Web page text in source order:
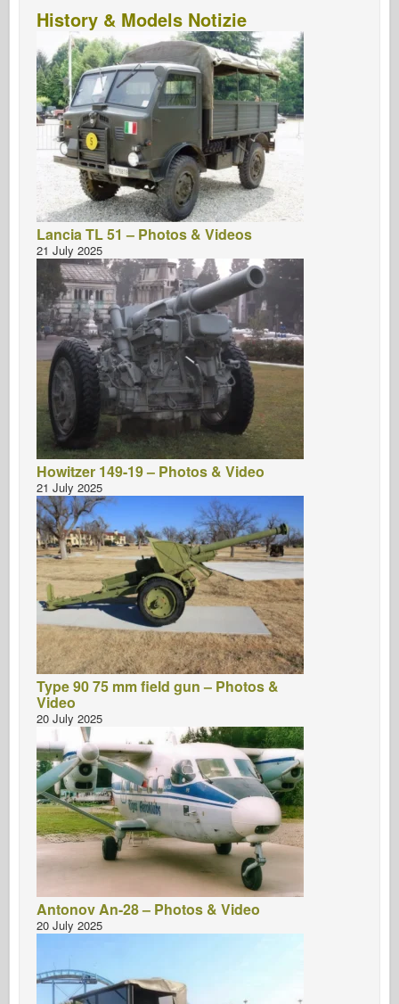
History & Models Notizie
Lancia TL 51 – Photos & Videos
21 July 2025
Howitzer 149-19 – Photos & Video
21 July 2025
Type 90 75 mm field gun – Photos &
Video
20 July 2025
Antonov An-28 – Photos & Video
20 July 2025